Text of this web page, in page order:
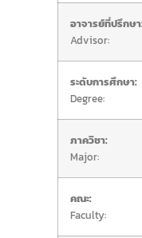
อาจารย์ที่ปรึกษ
Advisor:
ระดับการศึกษา:
Degree:
ภาควิชา:
Major:
คณะ:
Faculty: